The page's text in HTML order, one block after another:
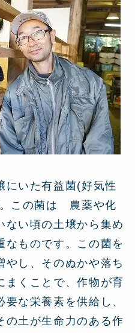
いた有益菌(好気性
この菌は 農薬や化
ない頃の土壌から集め
なものです。この菌を
やし、そのぬかや落ち
まくことで、作物が育
な栄養素を供給し、
の土が生命力のある作